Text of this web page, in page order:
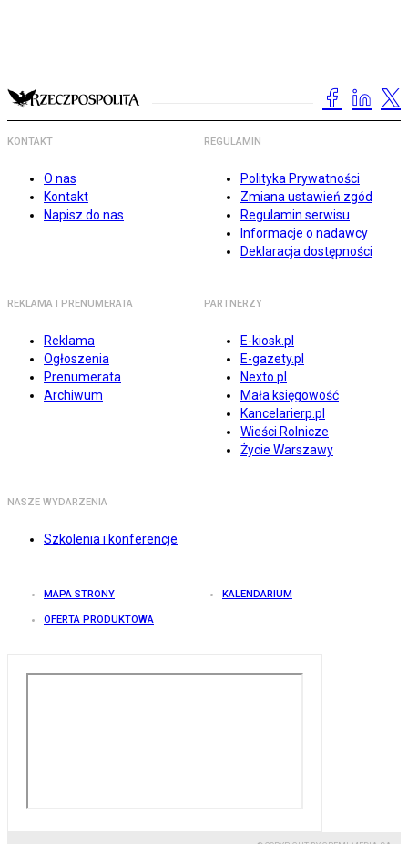
KONTAKT
O nas
Kontakt
Napisz do nas
REGULAMIN
Polityka Prywatności
Zmiana ustawień zgód
Regulamin serwisu
Informacje o nadawcy
Deklaracja dostępności
REKLAMA I PRENUMERATA
Reklama
Ogłoszenia
Prenumerata
Archiwum
PARTNERZY
E-kiosk.pl
E-gazety.pl
Nexto.pl
Mała księgowość
Kancelarierp.pl
Wieści Rolnicze
Życie Warszawy
NASZE WYDARZENIA
Szkolenia i konferencje
MAPA STRONY KALENDARIUM
OFERTA PRODUKTOWA